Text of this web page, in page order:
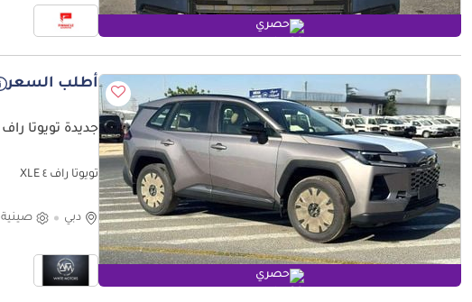
حصري
حصري
أطلب السعر
جديدة تويوتا راف ٤ XLE
تويوتا راف ٤ XLE
دبي صينية